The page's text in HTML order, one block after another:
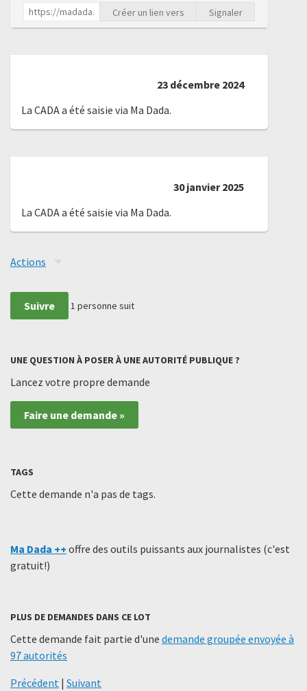
Créer un lien vers Signaler
23 décembre 2024
La CADA a été saisie via Ma Dada.
30 janvier 2025
La CADA a été saisie via Ma Dada.
Actions
Suivre 1 personne suit
UNE QUESTION À POSER À UNE AUTORITÉ PUBLIQUE ?
Lancez votre propre demande
Faire une demande »
TAGS
Cette demande n'a pas de tags.
Ma Dada ++ offre des outils puissants aux journalistes (c'est
gratuit!)
PLUS DE DEMANDES DANS CE LOT
Cette demande fait partie d'une demande groupée envoyée à
97 autorités
Précédent | Suivant